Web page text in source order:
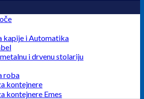
kapije i Automatika
i drvenu stolariju
roba
kontejnere
kontejnere Emes